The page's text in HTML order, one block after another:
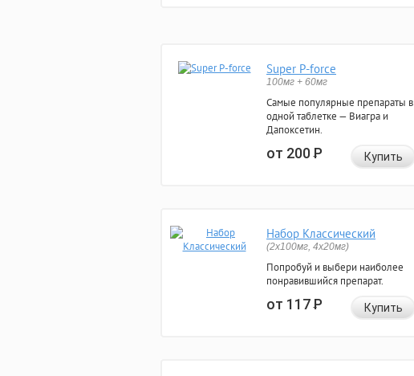
Super P-force
100мг + 60мг
Самые популярные препараты в
одной таблетке — Виагра и
Дапоксетин.
от 200Р Купить
Набор Классический
(2x100мг, 4x20мг)
Попробуй и выбери наиболее
понравившийся препарат.
от 117Р Купить